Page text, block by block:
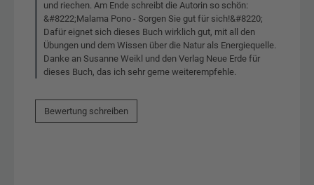
und riechen. Am Ende schreibt die Autorin so schön:
&#8222;Malama Pono - Sorgen Sie gut für sich!&#8220;
Dafür eignet sich dieses Buch wirklich gut, mit all den
Übungen und dem Wissen über die Natur als Energiequelle.
Danke an Susanne Weikl und den Verlag Neue Erde für
dieses Buch, das ich sehr gerne weiterempfehle.
Bewertung schreiben